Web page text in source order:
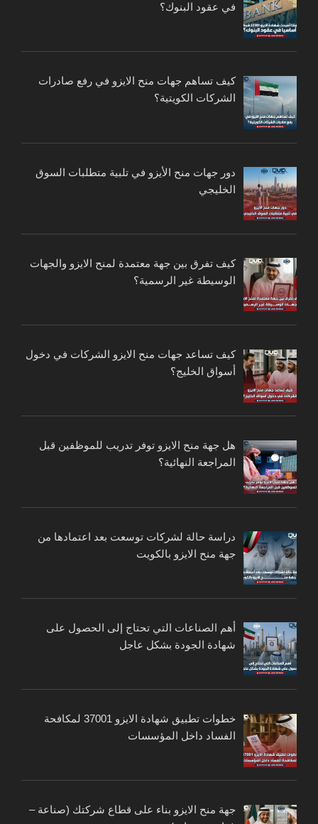
في عقود البنوك؟
كيف تساهم جهات منح الايزو في رفع صادرات
الشركات الكويتية؟
دور جهات منح الأيزو في تلبية متطلبات السوق
الخليجي
كيف تفرق بين جهة معتمدة لمنح الايزو والجهات
الوسيطة غير الرسمية؟
كيف تساعد جهات منح الايزو الشركات في دخول
أسواق الخليج؟
هل جهة منح الايزو توفر تدريب للموظفين قبل
المراجعة النهائية؟
دراسة حالة لشركات توسعت بعد اعتمادها من
جهة منح الايزو بالكويت
أهم الصناعات التي تحتاج إلى الحصول على
شهادة الجودة بشكل عاجل
خطوات تطبيق شهادة الايزو 37001 لمكافحة
الفساد داخل المؤسسات
جهة منح الايزو بناء على قطاع شركتك (صناعة –